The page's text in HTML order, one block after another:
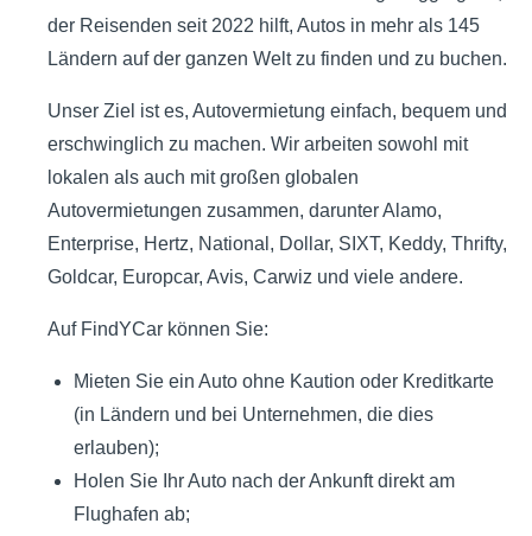
der Reisenden seit 2022 hilft, Autos in mehr als 145
Ländern auf der ganzen Welt zu finden und zu buchen.
Unser Ziel ist es, Autovermietung einfach, bequem und
erschwinglich zu machen. Wir arbeiten sowohl mit
lokalen als auch mit großen globalen
Autovermietungen zusammen, darunter Alamo,
Enterprise, Hertz, National, Dollar, SIXT, Keddy, Thrifty,
Goldcar, Europcar, Avis, Carwiz und viele andere.
Auf FindYCar können Sie:
Mieten Sie ein Auto ohne Kaution oder Kreditkarte
(in Ländern und bei Unternehmen, die dies
erlauben);
Holen Sie Ihr Auto nach der Ankunft direkt am
Flughafen ab;